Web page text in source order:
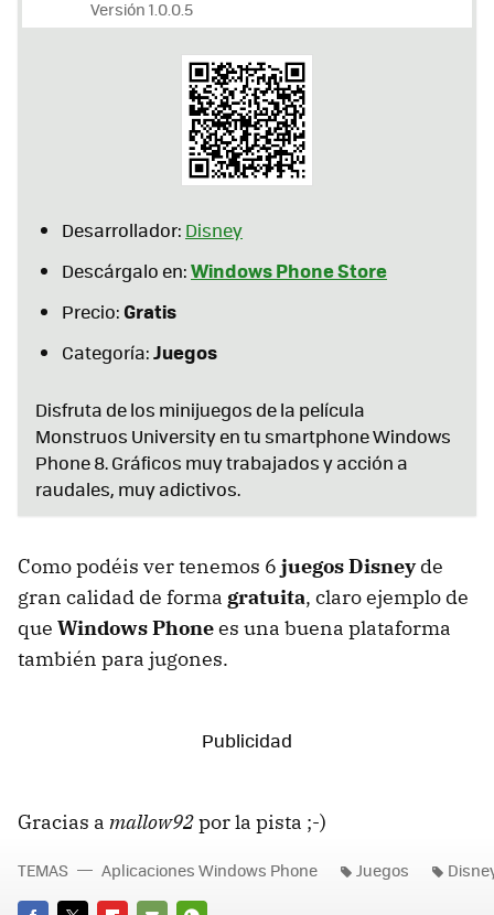
Versión 1.0.0.5
Desarrollador: Disney
Descárgalo en:Windows Phone Store
Precio:Gratis
Categoría:Juegos
Disfruta de los minijuegos de la película
Monstruos University en tu smartphone Windows
Phone 8. Gráficos muy trabajados y acción a
raudales, muy adictivos.
Como podéis ver tenemos 6 juegos Disneyde
gran calidad de forma gratuita, claro ejemplo de
que Windows Phonees una buena plataforma
también para jugones.
Gracias a mallow92por la pista ;-)
TEMAS Aplicaciones Windows Phone Juegos